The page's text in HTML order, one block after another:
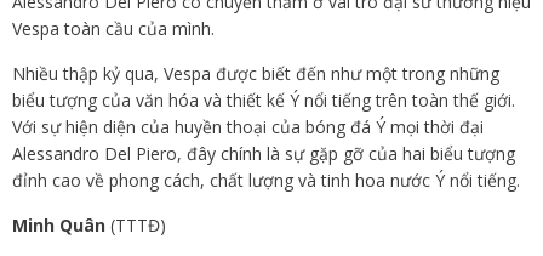
Vespa toàn cầu của mình.
Nhiều thập kỷ qua, Vespa được biết đến như một trong những
biểu tượng của văn hóa và thiết kế Ý nổi tiếng trên toàn thế giới.
Với sự hiện diện của huyền thoại của bóng đá Ý mọi thời đại
Alessandro Del Piero, đây chính là sự gặp gỡ của hai biểu tượng
đỉnh cao về phong cách, chất lượng và tinh hoa nước Ý nổi tiếng.
Minh Quân (TTTĐ)